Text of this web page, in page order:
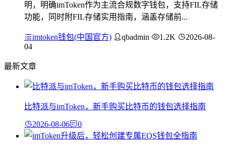
明，明确imToken作为主流合规数字钱包，支持FIL存储
功能，同时附FIL存储实用指南，涵盖存储前...
imtoken钱包(中国官方) qbadmin 1.2K
2026-08-
04
最新文章
比特派与imToken，新手购买比特币的钱包选择指南
2026-08-06 0